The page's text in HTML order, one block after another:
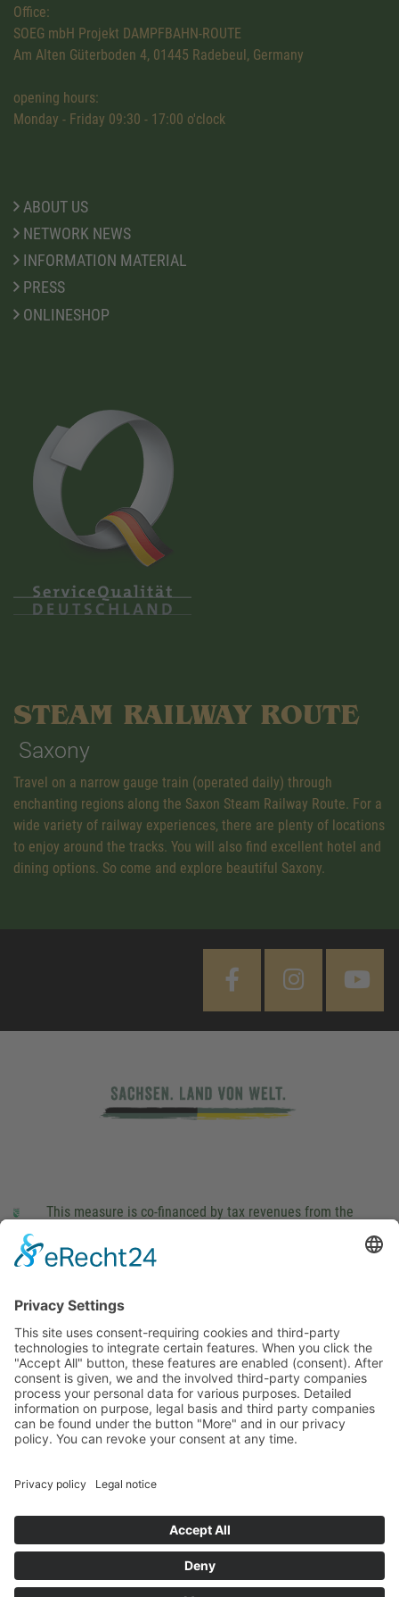
Office:
SOEG mbH Projekt DAMPFBAHN-ROUTE
Am Alten Güterboden 4, 01445 Radebeul, Germany
opening hours:
Monday - Friday 09:30 - 17:00 o'clock
ABOUT US
NETWORK NEWS
INFORMATION MATERIAL
PRESS
ONLINESHOP
STEAM RAILWAY ROUTE
Saxony
Travel on a narrow gauge train (operated daily) through
enchanting regions along the Saxon Steam Railway Route. For a
wide variety of railway experiences, there are plenty of locations
to enjoy around the tracks. You will also find excellent hotel and
dining options. So come and explore beautiful Saxony.
This measure is co-financed by tax revenues from the
Landtag (parliament).
This site uses consent-requiring cookies and third-party
technologies to integrate certain features. When you click the
"Accept All" button, these features are enabled (consent).
After consent is given, we and the involved third-party
companies process your personal data for various purposes.
companies can be found under the button "More" and in our
DENY ACCEPT MORE